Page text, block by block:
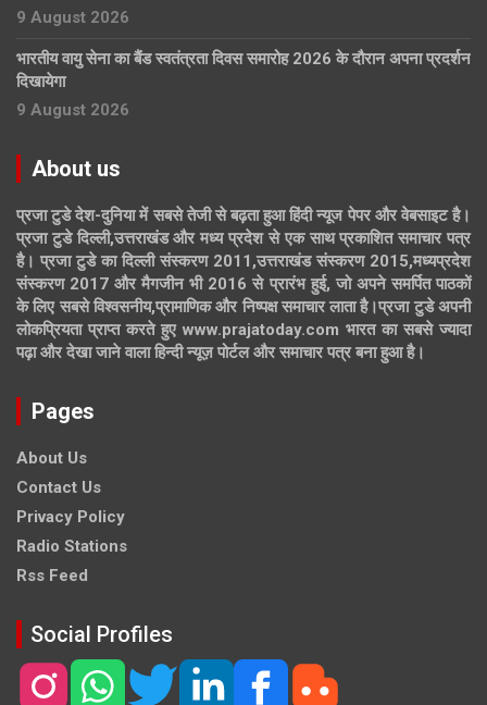
9 August 2026
भारतीय वायु सेना का बैंड स्वतंत्रता दिवस समारोह 2026 के दौरान अपना प्रदर्शन
दिखायेगा
9 August 2026
About us
प्रजा टुडे देश-दुनिया में सबसे तेजी से बढ़ता हुआ हिंदी न्यूज पेपर और वेबसाइट है।
प्रजा टुडे दिल्ली,उत्तराखंड और मध्य प्रदेश से एक साथ प्रकाशित समाचार पत्र
है। प्रजा टुडे का दिल्ली संस्करण 2011,उत्तराखंड संस्करण 2015,मध्यप्रदेश
संस्करण 2017 और मैगजीन भी 2016 से प्रारंभ हुई, जो अपने समर्पित पाठकों
के लिए सबसे विश्वसनीय,प्रामाणिक और निष्पक्ष समाचार लाता है।प्रजा टुडे अपनी
लोकप्रियता प्राप्त करते हुए www.prajatoday.com भारत का सबसे ज्यादा
पढ़ा और देखा जाने वाला हिन्दी न्यूज़ पोर्टल और समाचार पत्र बना हुआ है।
Pages
About Us
Contact Us
Privacy Policy
Radio Stations
Rss Feed
Social Profiles